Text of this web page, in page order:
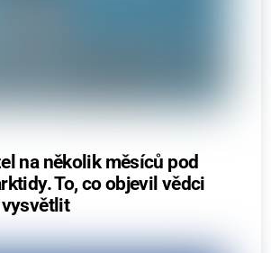
na několik měsíců pod
To, co objevil vědci